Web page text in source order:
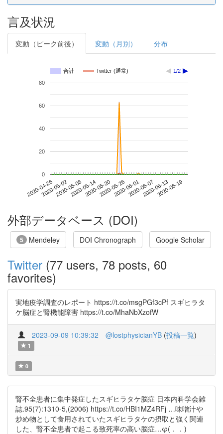
言及状況
変動（ピーク前後） 変動（月別） 分布
合計 Twitter (通常) 1/2
2020-04-262020-05-022020-05-082020-05-142020-05-202020-05-262020-06-012020-06-072020-06-132020-06-19
0
20
40
60
80
外部データベース (DOI)
5 Mendeley DOI Chronograph Google Scholar
Twitter (77 users, 78 posts, 60
favorites)
実地疫学調査のレポート https://t.co/msgPGf3cPf スギヒラタ
ケ脳症と腎機能障害 https://t.co/MhaNbXzofW
2023-09-09 10:39:32 @lostphysicianYB (投稿一覧)
1
0
腎不全患者に集中発症したスギヒラタケ脳症 日本内科学会雑
誌.95(7):1310-5,(2006) https://t.co/HBI1MZ4RFj …味噌汁や
炒め物として食用されていたスギヒラタケの摂取と強く関連
した、腎不全患者で起こる致死率の高い脳症…φ(．．)